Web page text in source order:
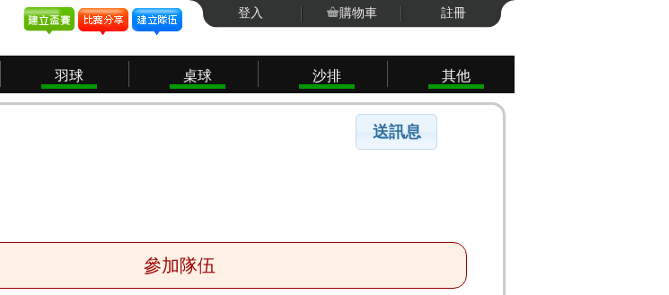
登入 購物車 註冊
羽球 桌球 沙排 其他
參加隊伍